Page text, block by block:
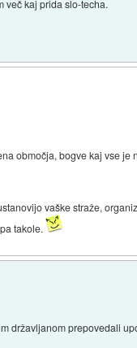
več kaj prida slo-techa.
območja, bogve kaj vse je
vaške straže,
takole.
državljanom prepovedali